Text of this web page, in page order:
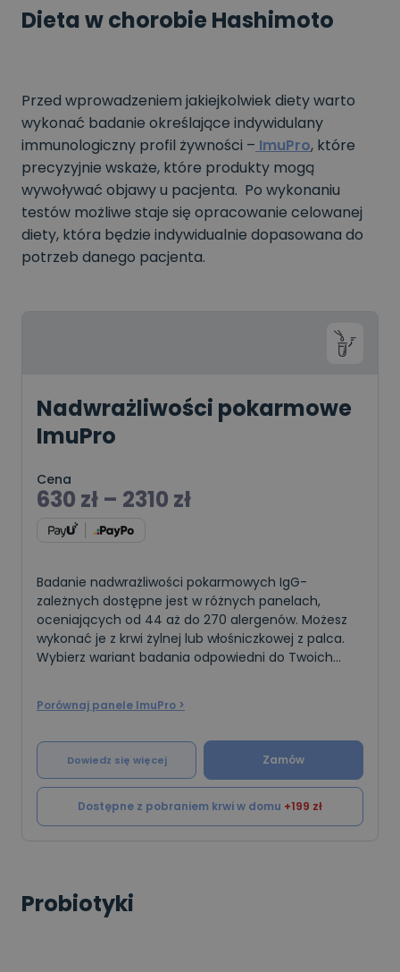
Dieta w chorobie Hashimoto
Przed wprowadzeniem jakiejkolwiek diety warto
wykonać badanie określające indywidulany
immunologiczny profil żywności – ImuPro, które
precyzyjnie wskaże, które produkty mogą
wywoływać objawy u pacjenta. Po wykonaniu
testów możliwe staje się opracowanie celowanej
diety, która będzie indywidualnie dopasowana do
potrzeb danego pacjenta.
Nadwrażliwości pokarmowe
ImuPro
Cena
630 zł – 2310 zł
Badanie nadwrażliwości pokarmowych IgG-
zależnych dostępne jest w różnych panelach,
oceniających od 44 aż do 270 alergenów. Możesz
wykonać je z krwi żylnej lub włośniczkowej z palca.
Wybierz wariant badania odpowiedni do Twoich
Porównaj panele ImuPro >
Dowiedz się więcej Zamów
Dostępne z pobraniem krwi w domu +199 zł
Probiotyki